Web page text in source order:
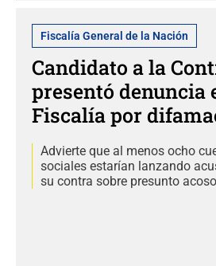
Fiscalía General de la Nación
Candidato a la
presentó denuncia
Fiscalía por
Advierte que al menos ocho
sociales estarían lanzando
su contra sobre presunto